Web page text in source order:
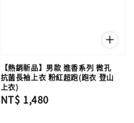
【熱銷新品】男款 進香系列 微孔
抗菌長袖上衣 粉紅超跑(跑衣 登山
上衣)
Regular
NT$ 1,480